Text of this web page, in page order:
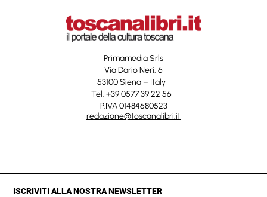
Primamedia Srls
Via Dario Neri, 6
53100 Siena – Italy
Tel. +39 0577 39 22 56
P.IVA 01484680523
redazione@toscanalibri.it
ISCRIVITI ALLA NOSTRA NEWSLETTER